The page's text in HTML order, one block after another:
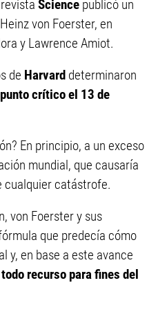
Science publicó un
von Foerster, en
y Lawrence Amiot.
de Harvard determinaron
punto crítico el 13 de
En principio, a un exceso
mundial, que causaría
cualquier catástrofe.
von Foerster y sus
que predecía cómo
y, en base a este avance
recurso para fines del